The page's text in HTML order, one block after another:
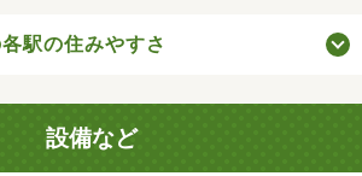
駅の住みやすさ
設備など